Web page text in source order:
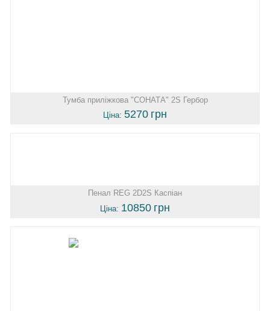
Тумба приліжкова "СОНАТА" 2S Гербор
Ціна: 5270 грн
Пенал REG 2D2S Каспіан
Ціна: 10850 грн